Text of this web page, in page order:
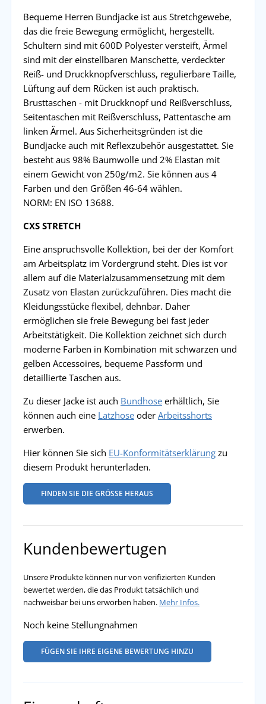
Bequeme Herren Bundjacke ist aus Stretchgewebe,
das die freie Bewegung ermöglicht, hergestellt.
Schultern sind mit 600D Polyester versteift, Ärmel
sind mit der einstellbaren Manschette, verdeckter
Reiß- und Druckknopfverschluss, regulierbare Taille,
Lüftung auf dem Rücken ist auch praktisch.
Brusttaschen - mit Druckknopf und Reißverschluss,
Seitentaschen mit Reißverschluss, Pattentasche am
linken Ärmel. Aus Sicherheitsgründen ist die
Bundjacke auch mit Reflexzubehör ausgestattet. Sie
besteht aus 98% Baumwolle und 2% Elastan mit
einem Gewicht von 250g/m2. Sie können aus 4
Farben und den Größen 46-64 wählen.
NORM: EN ISO 13688.
CXS STRETCH
Eine anspruchsvolle Kollektion, bei der der Komfort
am Arbeitsplatz im Vordergrund steht. Dies ist vor
allem auf die Materialzusammensetzung mit dem
Zusatz von Elastan zurückzuführen. Dies macht die
Kleidungsstücke flexibel, dehnbar. Daher
ermöglichen sie freie Bewegung bei fast jeder
Arbeitstätigkeit. Die Kollektion zeichnet sich durch
moderne Farben in Kombination mit schwarzen und
gelben Accessoires, bequeme Passform und
detaillierte Taschen aus.
Zu dieser Jacke ist auch Bundhoseerhältlich, Sie
können auch eine Latzhoseoder Arbeitsshorts
erwerben.
Hier können Sie sich EU-Konformitätserklärungzu
diesem Produkt herunterladen.
FINDEN SIE DIE GRÖSSE HERAUS
Kundenbewertugen
Unsere Produkte können nur von verifizierten Kunden
bewertet werden, die das Produkt tatsächlich und
nachweisbar bei uns erworben haben. Mehr Infos.
Noch keine Stellungnahmen
FÜGEN SIE IHRE EIGENE BEWERTUNG HINZU